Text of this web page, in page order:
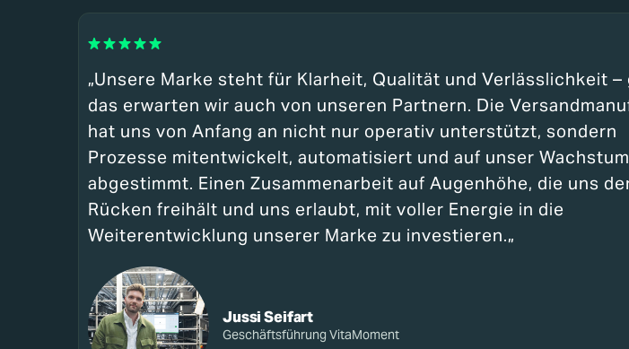
★★★★★
„Unsere Marke steht für Klarheit, Qualität und Verlässlichkeit –
das erwarten wir auch von unseren Partnern. Die
hat uns von Anfang an nicht nur operativ unterstützt, sondern
Prozesse mitentwickelt, automatisiert und auf unser Wachstum
abgestimmt. Einen Zusammenarbeit auf Augenhöhe, die uns
Rücken freihält und uns erlaubt, mit voller Energie in die
Weiterentwicklung unserer Marke zu investieren.„
Jussi Seifart
Geschäftsführung VitaMoment